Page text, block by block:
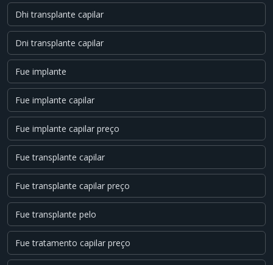
Dhi transplante capilar
Dni transplante capilar
Fue implante
Fue implante capilar
Fue implante capilar preço
Fue transplante capilar
Fue transplante capilar preço
Fue transplante pelo
Fue tratamento capilar preço